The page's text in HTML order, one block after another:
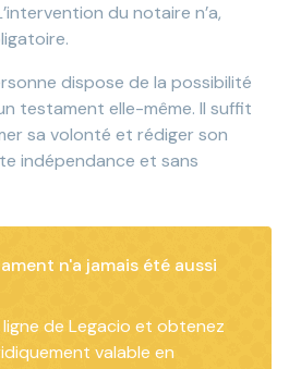
du notaire n’a,
dispose de la possibilité
testament elle-même. Il suffit
sa volonté et rédiger son
indépendance et sans
n'a jamais été aussi
de Legacio et obtenez
valable en